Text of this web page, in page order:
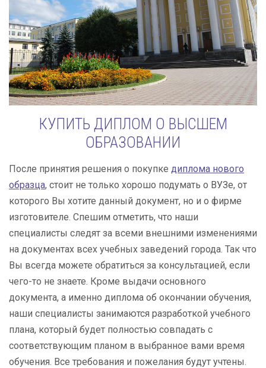
КУПИТЬ ДИПЛОМ О ВЫСШЕМ
ОБРАЗОВАНИИ
После принятия решения о покупке диплома нового
образца, стоит не только хорошо подумать о ВУЗе, от
которого Вы хотите данный документ, но и о фирме
изготовителе. Спешим отметить, что наши
специалисты следят за всеми внешними изменениями
на документах всех учебных заведений города. Так что
Вы всегда можете обратиться за консультацией, если
чего-то не знаете. Кроме выдачи основного
документа, а именно диплома об окончании обучения,
наши специалисты занимаются разработкой учебного
плана, который будет полностью совпадать с
соответствующим планом в выбранное вами время
обучения. Все требования и пожелания будут учтены.